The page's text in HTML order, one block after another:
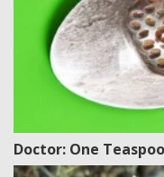
Doctor: One